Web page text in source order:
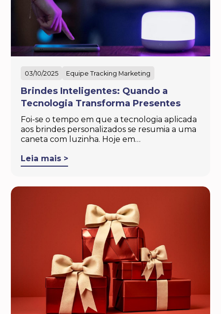
03/10/2025 Equipe Tracking Marketing
Brindes Inteligentes: Quando a
Tecnologia Transforma Presentes
Foi-se o tempo em que a tecnologia aplicada
aos brindes personalizados se resumia a uma
caneta com luzinha. Hoje em…
Leia mais >